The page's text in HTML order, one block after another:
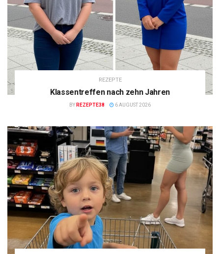
REZEPTE
Klassentreffen nach zehn Jahren
BY REZEPTE38 6 AUGUST 2026